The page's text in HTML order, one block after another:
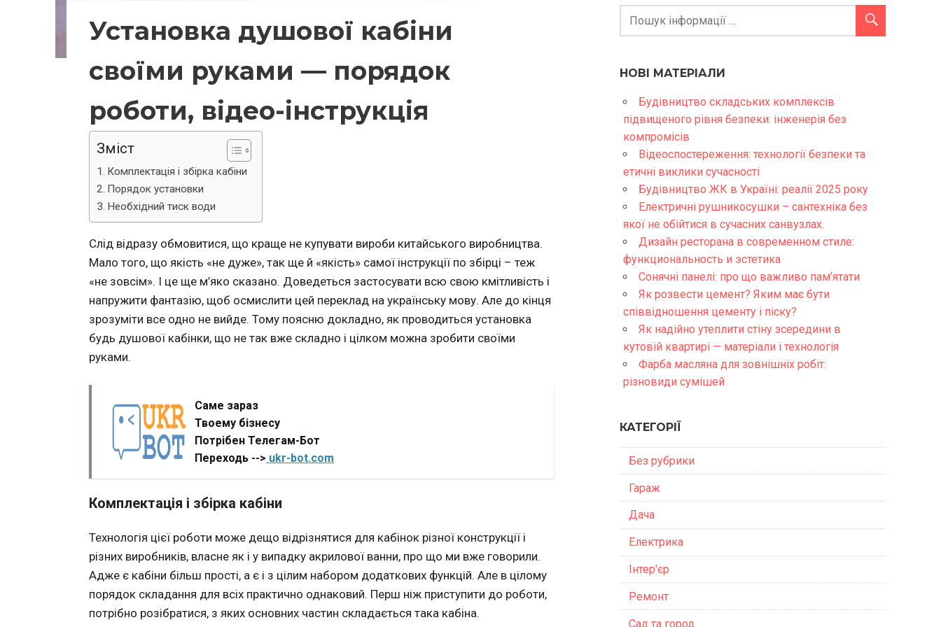
Установка душової кабіни
своїми руками — порядок
роботи, відео-інструкція
Зміст
Комплектація і збірка кабіни
Порядок установки
Необхідний тиск води
Слід відразу обмовитися, що краще не купувати вироби китайського виробництва.
Мало того, що якість «не дуже», так ще й «якість» самої інструкції по збірці – теж
«не зовсім». І це ще м’яко сказано. Доведеться застосувати всю свою кмітливість і
напружити фантазію, щоб осмислити цей переклад на українську мову. Але до кінця
зрозуміти все одно не вийде. Тому поясню докладно, як проводиться установка
будь душової кабінки, що не так вже складно і цілком можна зробити своїми
руками.
Саме зараз
Твоему бізнесу
Потрібен Телегам-Бот
Переходь --> ukr-bot.com
Комплектація і збірка кабіни
Технологія цієї роботи може дещо відрізнятися для кабінок різної конструкції і
різних виробників, власне як і у випадку акрилової ванни, про що ми вже говорили.
Адже є кабіни більш прості, а є і з цілим набором додаткових функцій. Але в цілому
порядок складання для всіх практично однаковий. Перш ніж приступити до роботи,
потрібно розібратися, з яких основних частин складається така кабіна.
НОВІ МАТЕРІАЛИ
Будівництво складських комплексів
підвищеного рівня безпеки: інженерія без
компромісів
Відеоспостереження: технології безпеки та
етичні виклики сучасності
Будівництво ЖК в Україні: реалії 2025 року
Електричні рушникосушки – сантехніка без
якої не обійтися в сучасних санвузлах.
Дизайн ресторана в современном стиле:
функциональность и эстетика
Сонячні панелі: про що важливо пам’ятати
Як розвести цемент? Яким має бути
співвідношення цементу і піску?
Як надійно утеплити стіну зсередини в
кутовій квартирі — матеріали і технологія
Фарба масляна для зовнішніх робіт:
різновиди сумішей
КАТЕГОРІЇ
Без рубрики
Гараж
Дача
Електрика
Інтер'єр
Ремонт
Сад та город